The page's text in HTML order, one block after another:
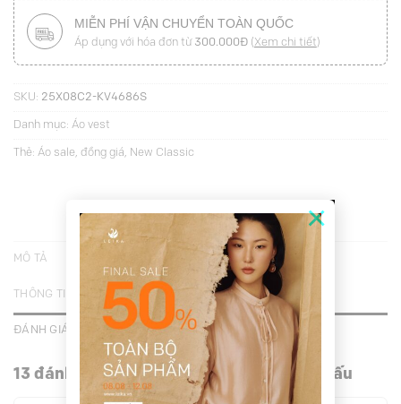
×
MIỄN PHÍ VẬN CHUYỂN TOÀN QUỐC
Áp dụng với hóa đơn từ 300.000Đ(Xem chi tiết)
SKU: 25X08C2-KV4686S
Danh mục: Áo vest
Thẻ: Áo sale, đồng giá, New Classic
MÔ TẢ
THÔNG TIN BỔ SUNG
ĐÁNH GIÁ (13)
13 đánh giá choÁo vest croptop kẻ phối gấu